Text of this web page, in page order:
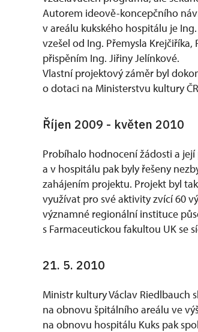
Autorem ideově-koncepčního
v areálu kukského hospitálu je
vzešel od Ing. Přemysla
přispěním Ing. Jiřiny Jelínkové.
Vlastní projektový záměr byl
o dotaci na Ministerstvu kultury
Říjen 2009 - květen 2010
Probíhalo hodnocení žádosti a
a v hospitálu pak byly řešeny
zahájením projektu. Projekt byl
využívat pro své aktivity zvící 60
významné regionální instituce
s Farmaceutickou fakultou UK se
21. 5. 2010
Ministr kultury Václav
na obnovu špitálního areálu ve
na obnovu hospitálu Kuks pak